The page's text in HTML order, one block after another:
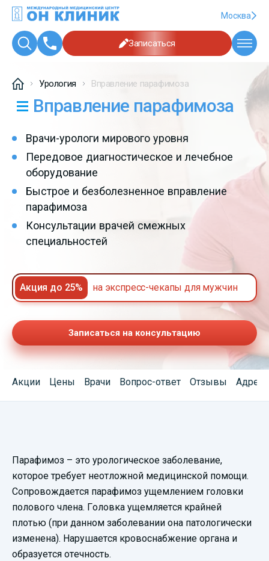
Москва
Записаться
Урология Вправление парафимоза
Вправление парафимоза
Врачи-урологи мирового уровня
Передовое диагностическое и лечебное
оборудование
Быстрое и безболезненное вправление
парафимоза
Консультации врачей смежных
специальностей
Акция до 25% на экспресс-чекапы для мужчин
Записаться на консультацию
Акции Цены Врачи Вопрос-ответ Отзывы
видеопрезентацию
Парафимоз – это урологическое заболевание,
которое требует неотложной медицинской помощи.
Сопровождается парафимоз ущемлением головки
полового члена. Головка ущемляется крайней
плотью (при данном заболевании она патологически
изменена). Нарушается кровоснабжение органа и
образуется отечность.